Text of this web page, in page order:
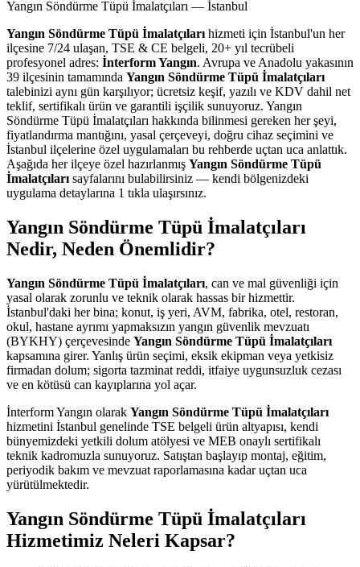
Yangın Söndürme Tüpü İmalatçıları — İstanbul
Yangın Söndürme Tüpü İmalatçılarıhizmeti için İstanbul'un her
ilçesine 7/24 ulaşan, TSE & CE belgeli, 20+ yıl tecrübeli
profesyonel adres: İnterform Yangın. Avrupa ve Anadolu yakasının
39 ilçesinin tamamında Yangın Söndürme Tüpü İmalatçıları
talebinizi aynı gün karşılıyor; ücretsiz keşif, yazılı ve KDV dahil net
teklif, sertifikalı ürün ve garantili işçilik sunuyoruz. Yangın
Söndürme Tüpü İmalatçıları hakkında bilinmesi gereken her şeyi,
fiyatlandırma mantığını, yasal çerçeveyi, doğru cihaz seçimini ve
İstanbul ilçelerine özel uygulamaları bu rehberde uçtan uca anlattık.
Aşağıda her ilçeye özel hazırlanmış Yangın Söndürme Tüpü
İmalatçılarısayfalarını bulabilirsiniz — kendi bölgenizdeki
uygulama detaylarına 1 tıkla ulaşırsınız.
Yangın Söndürme Tüpü İmalatçıları
Nedir, Neden Önemlidir?
Yangın Söndürme Tüpü İmalatçıları, can ve mal güvenliği için
yasal olarak zorunlu ve teknik olarak hassas bir hizmettir.
İstanbul'daki her bina; konut, iş yeri, AVM, fabrika, otel, restoran,
okul, hastane ayrımı yapmaksızın yangın güvenlik mevzuatı
(BYKHY) çerçevesinde Yangın Söndürme Tüpü İmalatçıları
kapsamına girer. Yanlış ürün seçimi, eksik ekipman veya yetkisiz
firmadan dolum; sigorta tazminat reddi, itfaiye uygunsuzluk cezası
ve en kötüsü can kayıplarına yol açar.
İnterform Yangın olarak Yangın Söndürme Tüpü İmalatçıları
hizmetini İstanbul genelinde TSE belgeli ürün altyapısı, kendi
bünyemizdeki yetkili dolum atölyesi ve MEB onaylı sertifikalı
teknik kadromuzla sunuyoruz. Satıştan başlayıp montaj, eğitim,
periyodik bakım ve mevzuat raporlamasına kadar uçtan uca
yürütülmektedir.
Yangın Söndürme Tüpü İmalatçıları
Hizmetimiz Neleri Kapsar?